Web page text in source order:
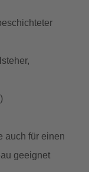
auch für einen
geeignet